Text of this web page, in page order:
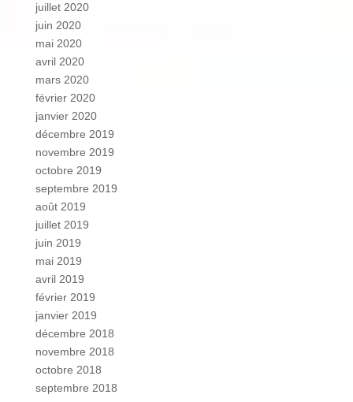
juillet 2020
juin 2020
mai 2020
avril 2020
mars 2020
février 2020
janvier 2020
décembre 2019
novembre 2019
octobre 2019
septembre 2019
août 2019
juillet 2019
juin 2019
mai 2019
avril 2019
février 2019
janvier 2019
décembre 2018
novembre 2018
octobre 2018
septembre 2018